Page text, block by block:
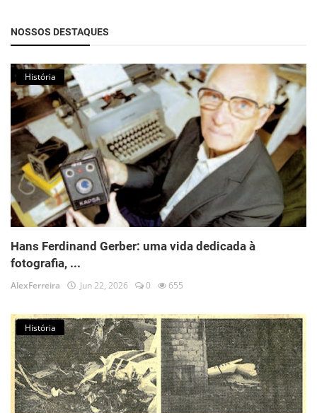
NOSSOS DESTAQUES
História
Hans Ferdinand Gerber: uma vida dedicada à
fotografia, ...
AlexFerreira Jun 22, 2026 0 655
História